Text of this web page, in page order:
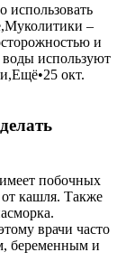
использовать
–
и
используют
окт.
побочных
от кашля. Также
врачи часто
беременным и